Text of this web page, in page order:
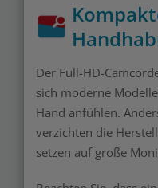
Der Full-HD-
sich moderne
Hand anfühlen.
verzichten die
setzen auf große